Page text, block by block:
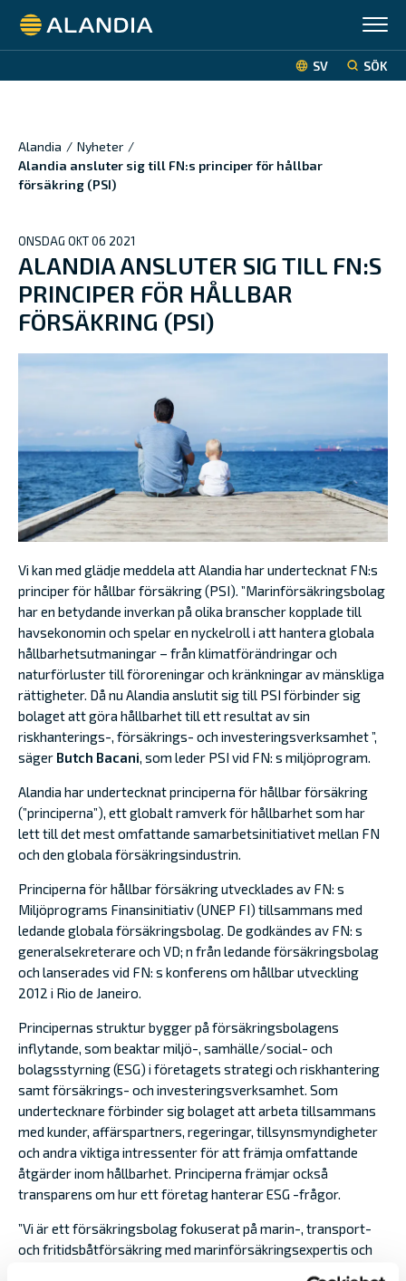
Alandia
SV SÖK
Alandia / Nyheter /
Alandia ansluter sig till FN:s principer för hållbar
försäkring (PSI)
ONSDAG OKT 06 2021
ALANDIA ANSLUTER SIG TILL FN:S
PRINCIPER FÖR HÅLLBAR
FÖRSÄKRING (PSI)
Vi kan med glädje meddela att Alandia har undertecknat FN:s
principer för hållbar försäkring (PSI). ”Marinförsäkringsbolag
har en betydande inverkan på olika branscher kopplade till
havsekonomin och spelar en nyckelroll i att hantera globala
hållbarhetsutmaningar – från klimatförändringar och
naturförluster till föroreningar och kränkningar av mänskliga
rättigheter. Då nu Alandia anslutit sig till PSI förbinder sig
bolaget att göra hållbarhet till ett resultat av sin
riskhanterings-, försäkrings- och investeringsverksamhet ”,
säger Butch Bacani, som leder PSI vid FN: s miljöprogram.
Alandia har undertecknat principerna för hållbar försäkring
(”principerna”), ett globalt ramverk för hållbarhet som har
lett till det mest omfattande samarbetsinitiativet mellan FN
och den globala försäkringsindustrin.
Principerna för hållbar försäkring utvecklades av FN: s
Miljöprograms Finansinitiativ (UNEP FI) tillsammans med
ledande globala försäkringsbolag. De godkändes av FN: s
generalsekreterare och VD; n från ledande försäkringsbolag
och lanserades vid FN: s konferens om hållbar utveckling
2012 i Rio de Janeiro.
Principernas struktur bygger på försäkringsbolagens
inflytande, som beaktar miljö-, samhälle/social- och
bolagsstyrning (ESG) i företagets strategi och riskhantering
samt försäkrings- och investeringsverksamhet. Som
undertecknare förbinder sig bolaget att arbeta tillsammans
med kunder, affärspartners, regeringar, tillsynsmyndigheter
och andra viktiga intressenter för att främja omfattande
åtgärder inom hållbarhet. Principerna främjar också
transparens om hur ett företag hanterar ESG -frågor.
”Vi är ett försäkringsbolag fokuserat på marin-, transport-
och fritidsbåtförsäkring med marinförsäkringsexpertis och